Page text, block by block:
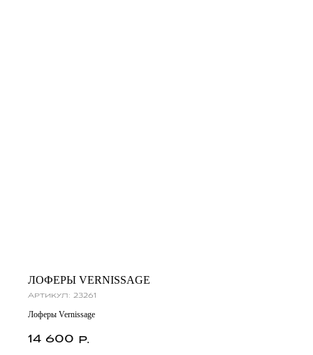
ЛОФЕРЫ VERNISSAGE
Артикул: 23261
Лоферы Vernissage
14 600 р.